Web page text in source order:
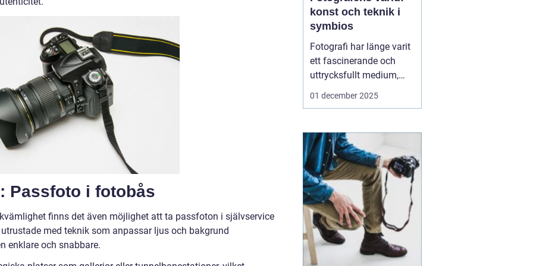
Passfoto i fotobås
finns det även möjlighet att ta passfoton i självservice
med teknik som anpassar ljus och bakgrund
enklare och snabbare.
konst och teknik i
symbios
Fotografi har länge varit
ett fascinerande och
uttrycksfullt medium,
med förmågan att fånga
denna konstform finns
fotografen, den kreativa
individen som använder
ljus och...
01 december 2025